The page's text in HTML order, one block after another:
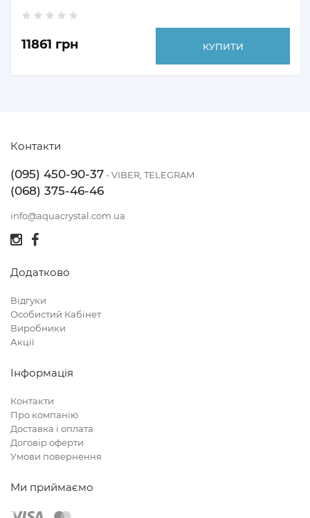
11861 грн КУПИТИ
Контакти
(095) 450-90-37- VIBER, TELEGRAM
(068) 375-46-46
info@aquacrystal.com.ua
Додатково
Відгуки
Особистий Кабінет
Виробники
Акції
Інформація
Контакти
Про компанію
Доставка і оплата
Договір оферти
Умови повернення
Ми приймаємо